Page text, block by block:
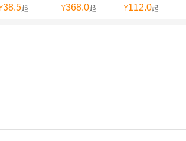
38.5起
¥368.0起
¥112.0起